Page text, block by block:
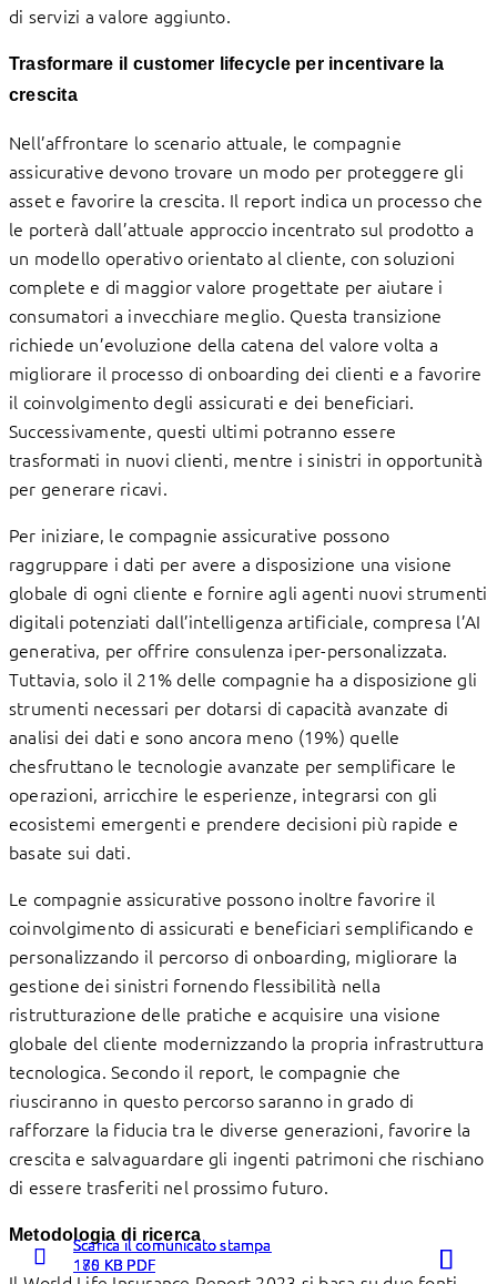
di servizi a valore aggiunto.
Trasformare il customer lifecycle per incentivare la
crescita
Nell’affrontare lo scenario attuale, le compagnie
assicurative devono trovare un modo per proteggere gli
asset e favorire la crescita. Il report indica un processo che
le porterà dall’attuale approccio incentrato sul prodotto a
un modello operativo orientato al cliente, con soluzioni
complete e di maggior valore progettate per aiutare i
consumatori a invecchiare meglio. Questa transizione
richiede un’evoluzione della catena del valore volta a
migliorare il processo di onboarding dei clienti e a favorire
il coinvolgimento degli assicurati e dei beneficiari.
Successivamente, questi ultimi potranno essere
trasformati in nuovi clienti, mentre i sinistri in opportunità
per generare ricavi.
Per iniziare, le compagnie assicurative possono
raggruppare i dati per avere a disposizione una visione
globale di ogni cliente e fornire agli agenti nuovi strumenti
digitali potenziati dall’intelligenza artificiale, compresa l’AI
generativa, per offrire consulenza iper-personalizzata.
Tuttavia, solo il 21% delle compagnie ha a disposizione gli
strumenti necessari per dotarsi di capacità avanzate di
analisi dei dati e sono ancora meno (19%) quelle
chesfruttano le tecnologie avanzate per semplificare le
operazioni, arricchire le esperienze, integrarsi con gli
ecosistemi emergenti e prendere decisioni più rapide e
basate sui dati.
Le compagnie assicurative possono inoltre favorire il
coinvolgimento di assicurati e beneficiari semplificando e
personalizzando il percorso di onboarding, migliorare la
gestione dei sinistri fornendo flessibilità nella
ristrutturazione delle pratiche e acquisire una visione
globale del cliente modernizzando la propria infrastruttura
tecnologica. Secondo il report, le compagnie che
riusciranno in questo percorso saranno in grado di
rafforzare la fiducia tra le diverse generazioni, favorire la
crescita e salvaguardare gli ingenti patrimoni che rischiano
di essere trasferiti nel prossimo futuro.
Metodologia di ricerca
Scarica il comunicato stampa
175 KB PDF
Scarica il comunicato stampa
170 KB PDF
Scarica il comunicato stampa
180 KB PDF